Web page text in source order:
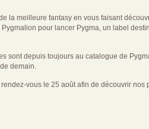
la meilleure fantasy en vous faisant
pour lancer Pygma, un label
sont depuis toujours au catalogue de
demain.
vous le 25 août afin de découvrir